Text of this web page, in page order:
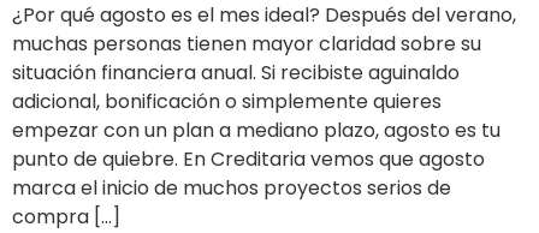
¿Por qué agosto es el mes ideal? Después del verano,
muchas personas tienen mayor claridad sobre su
situación financiera anual. Si recibiste aguinaldo
adicional, bonificación o simplemente quieres
empezar con un plan a mediano plazo, agosto es tu
punto de quiebre. En Creditaria vemos que agosto
marca el inicio de muchos proyectos serios de
compra […]